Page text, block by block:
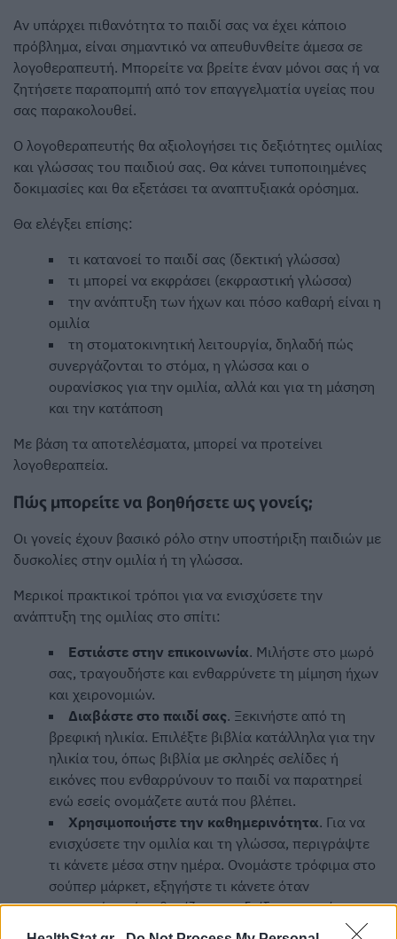
Αν υπάρχει πιθανότητα το παιδί σας να έχει κάποιο
πρόβλημα, είναι σημαντικό να απευθυνθείτε άμεσα σε
λογοθεραπευτή. Μπορείτε να βρείτε έναν μόνοι σας ή να
ζητήσετε παραπομπή από τον επαγγελματία υγείας που
σας παρακολουθεί.
Ο λογοθεραπευτής θα αξιολογήσει τις δεξιότητες ομιλίας
και γλώσσας του παιδιού σας. Θα κάνει τυποποιημένες
δοκιμασίες και θα εξετάσει τα αναπτυξιακά ορόσημα.
Θα ελέγξει επίσης:
τι κατανοεί το παιδί σας (δεκτική γλώσσα)
τι μπορεί να εκφράσει (εκφραστική γλώσσα)
την ανάπτυξη των ήχων και πόσο καθαρή είναι η
ομιλία
τη στοματοκινητική λειτουργία, δηλαδή πώς
συνεργάζονται το στόμα, η γλώσσα και ο
ουρανίσκος για την ομιλία, αλλά και για τη μάσηση
και την κατάποση
Με βάση τα αποτελέσματα, μπορεί να προτείνει
λογοθεραπεία.
Πώς μπορείτε να βοηθήσετε ως γονείς;
Οι γονείς έχουν βασικό ρόλο στην υποστήριξη παιδιών με
δυσκολίες στην ομιλία ή τη γλώσσα.
Μερικοί πρακτικοί τρόποι για να ενισχύσετε την
ανάπτυξη της ομιλίας στο σπίτι:
Εστιάστε στην επικοινωνία. Μιλήστε στο μωρό
σας, τραγουδήστε και ενθαρρύνετε τη μίμηση ήχων
και χειρονομιών.
Διαβάστε στο παιδί σας. Ξεκινήστε από τη
βρεφική ηλικία. Επιλέξτε βιβλία κατάλληλα για την
ηλικία του, όπως βιβλία με σκληρές σελίδες ή
εικόνες που ενθαρρύνουν το παιδί να παρατηρεί
ενώ εσείς ονομάζετε αυτά που βλέπει.
Χρησιμοποιήστε την καθημερινότητα. Για να
ενισχύσετε την ομιλία και τη γλώσσα, περιγράψτε
τι κάνετε μέσα στην ημέρα. Ονομάστε τρόφιμα στο
σούπερ μάρκετ, εξηγήστε τι κάνετε όταν
μαγειρεύετε ή καθαρίζετε και δείξτε αντικείμενα
μέσα στο σπίτι. Κρατήστε τον λόγο απλό, αλλά